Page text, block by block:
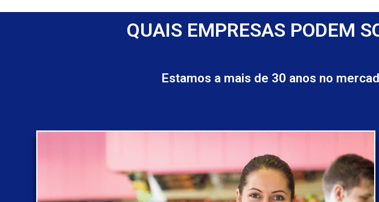
QUAIS EMPRESAS PODEM
Estamos a mais de 30 anos no